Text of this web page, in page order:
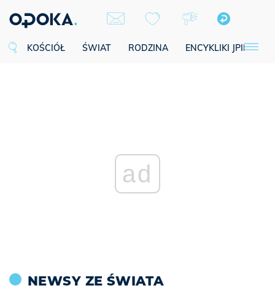
KOŚCIÓŁ ŚWIAT RODZINA ENCYKLIKI JPII
ad
NEWSY ZE ŚWIATA